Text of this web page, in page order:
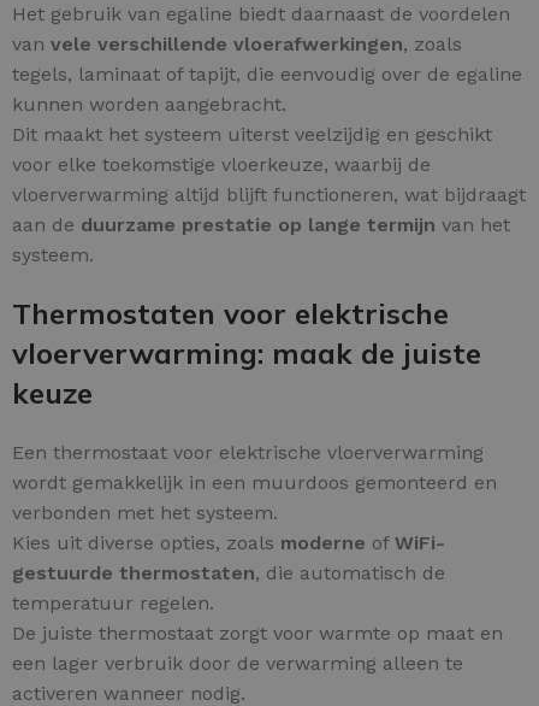
Het gebruik van egaline biedt daarnaast de voordelen
van vele verschillende vloerafwerkingen, zoals
tegels, laminaat of tapijt, die eenvoudig over de egaline
kunnen worden aangebracht.
Dit maakt het systeem uiterst veelzijdig en geschikt
voor elke toekomstige vloerkeuze, waarbij de
vloerverwarming altijd blijft functioneren, wat bijdraagt
aan de duurzame prestatie op lange termijn van het
systeem.
Thermostaten voor elektrische
vloerverwarming: maak de juiste
keuze
Een thermostaat voor elektrische vloerverwarming
wordt gemakkelijk in een muurdoos gemonteerd en
verbonden met het systeem.
Kies uit diverse opties, zoals moderne of WiFi-
gestuurde thermostaten, die automatisch de
temperatuur regelen.
De juiste thermostaat zorgt voor warmte op maat en
een lager verbruik door de verwarming alleen te
activeren wanneer nodig.